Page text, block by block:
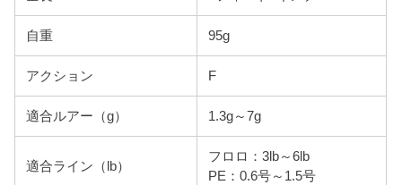
自重 95g
アクション F
適合ルアー（g） 1.3g～7g
適合ライン（lb）
フロロ：3lb～6lb
PE：0.6号～1.5号